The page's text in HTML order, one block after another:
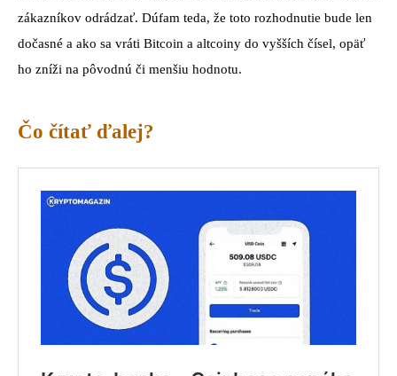
zákazníkov odrádzať. Dúfam teda, že toto rozhodnutie bude len
dočasné a ako sa vráti Bitcoin a altcoiny do vyšších čísel, opäť
ho zníži na pôvodnú či menšiu hodnotu.
Čo čítať ďalej?